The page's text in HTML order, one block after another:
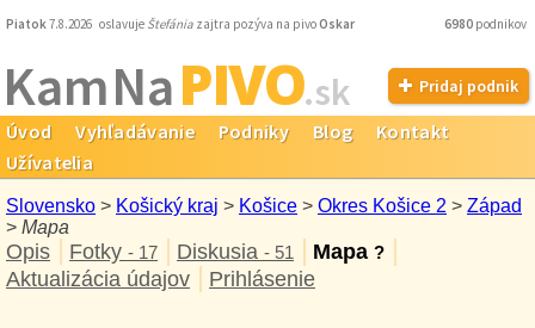
Piatok7.8.2026 oslavuje Štefánia zajtra pozýva na pivoOskar 6980 podnikov
Kam NaPIVO.sk Pridaj podnik
Úvod Vyhľadávanie Podniky Blog
Kontakt
Užívatelia
Slovensko > Košický kraj > Košice > Okres Košice 2 > Západ
> Mapa
Opis Fotky - 17 Diskusia - 51 Mapa ?
Aktualizácia údajov Prihlásenie